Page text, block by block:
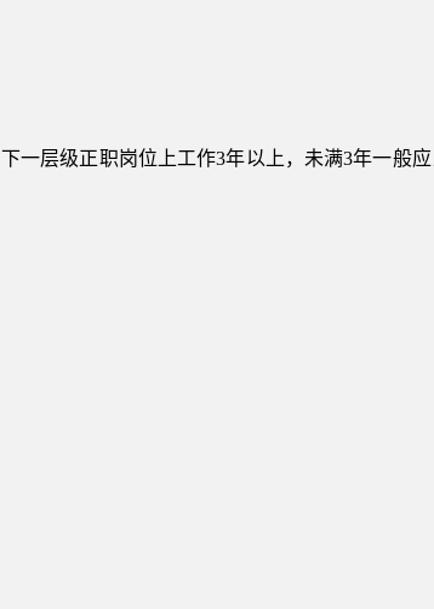
一层级正职岗位上工作3年以上，未满3年一般